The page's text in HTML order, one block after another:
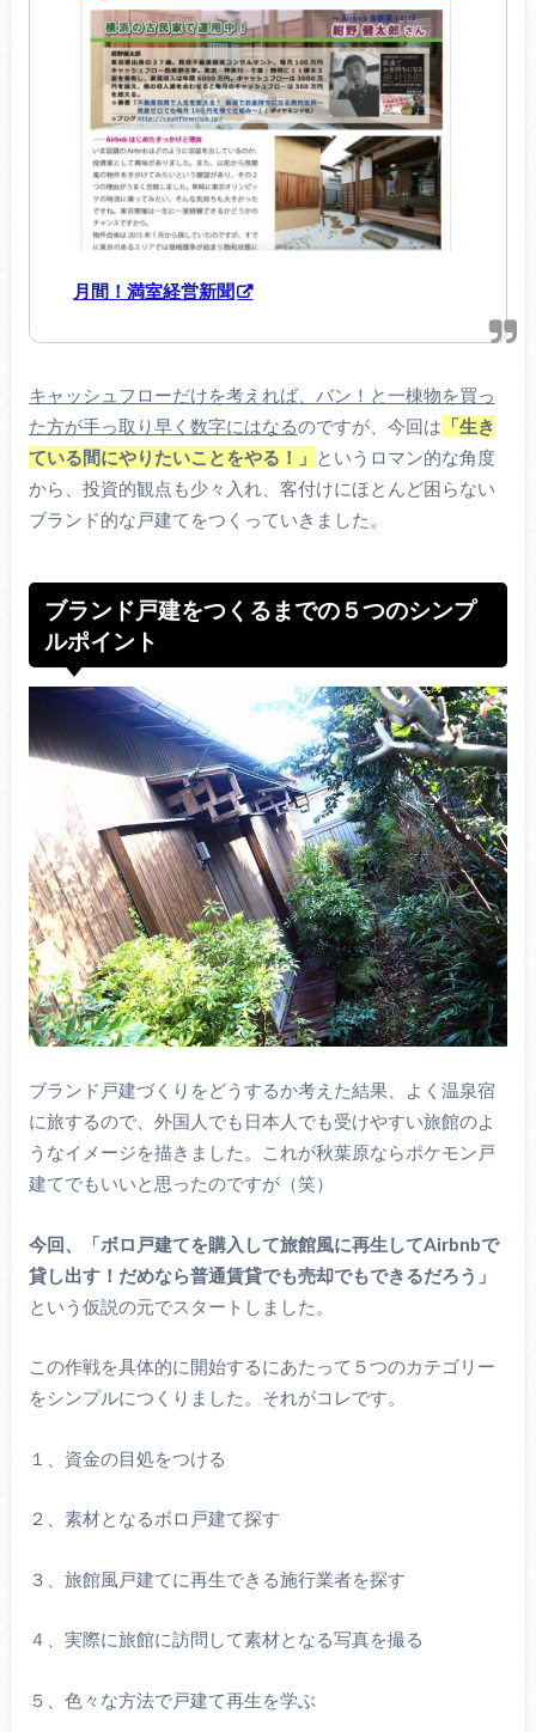
月間！満室経営新聞
キャッシュフローだけを考えれば、バン！と一棟物を買っ
た方が手っ取り早く数字にはなるのですが、今回は 「生き
ている間にやりたいことをやる！」 というロマン的な角度
から、投資的観点も少々入れ、客付けにほとんど困らない
ブランド的な戸建てをつくっていきました。
ブランド戸建をつくるまでの５つのシンプ
ルポイント
ブランド戸建づくりをどうするか考えた結果、よく温泉宿
に旅するので、外国人でも日本人でも受けやすい旅館のよ
うなイメージを描きました。これが秋葉原ならポケモン戸
建てでもいいと思ったのですが（笑）
今回、「ボロ戸建てを購入して旅館風に再生してAirbnbで
貸し出す！だめなら普通賃貸でも売却でもできるだろう」
という仮説の元でスタートしました。
この作戦を具体的に開始するにあたって５つのカテゴリー
をシンプルにつくりました。それがコレです。
１、資金の目処をつける
２、素材となるボロ戸建て探す
３、旅館風戸建てに再生できる施行業者を探す
４、実際に旅館に訪問して素材となる写真を撮る
５、色々な方法で戸建て再生を学ぶ